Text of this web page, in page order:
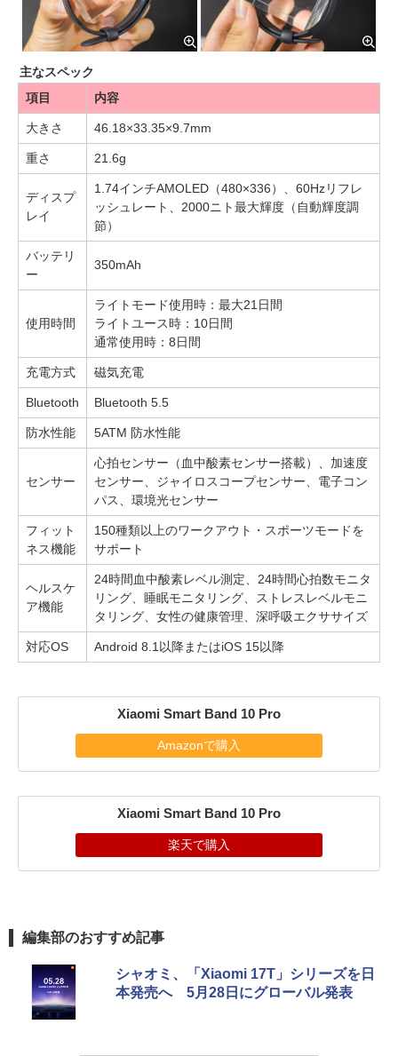
主なスペック
項目
内容
大きさ 46.18×33.35×9.7mm
重さ 21.6g
ディスプ
レイ
1.74インチAMOLED（480×336）、60Hzリフレ
ッシュレート、2000ニト最大輝度（自動輝度調
節）
バッテリ
ー
350mAh
使用時間
ライトモード使用時：最大21日間
ライトユース時：10日間
通常使用時：8日間
充電方式 磁気充電
Bluetooth Bluetooth 5.5
防水性能 5ATM 防水性能
センサー
心拍センサー（血中酸素センサー搭載）、加速度
センサー、ジャイロスコープセンサー、電子コン
パス、環境光センサー
フィット
ネス機能
150種類以上のワークアウト・スポーツモードを
サポート
ヘルスケ
ア機能
24時間血中酸素レベル測定、24時間心拍数モニタ
リング、睡眠モニタリング、ストレスレベルモニ
タリング、女性の健康管理、深呼吸エクササイズ
対応OS Android 8.1以降またはiOS 15以降
Xiaomi Smart Band 10 Pro
Amazonで購入
Xiaomi Smart Band 10 Pro
楽天で購入
編集部のおすすめ記事
シャオミ、「Xiaomi 17T」シリーズを日
本発売へ 5月28日にグローバル発表